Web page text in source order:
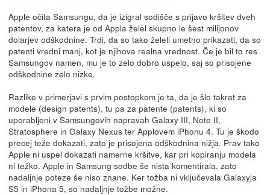
Apple očita Samsungu, da je izigral sodišče s prijavo kršitev dveh
patentov, za katera je od Appla želel skupno le šest milijonov
dolarjev odškodnine. Trdi, da so tako želeli umetno prikazati, da so
patenti vredni manj, kot je njihova realna vrednost. Če je bil to res
Samsungov namen, mu je to zelo dobro uspelo, saj so prisojene
odškodnine zelo nizke.
Razlike v primerjavi s prvim postopkom je ta, da je šlo takrat za
modele (design patents), tu pa za patente (patents), ki so
uporabljeni v Samsungovih napravah Galaxy III, Note II,
Stratosphere in Galaxy Nexus ter Applovem iPhonu 4. Tu je škodo
precej teže dokazati, zato je prisojena odškodnina nižja. Prav tako
Apple ni uspel dokazati namerne kršitve, kar pri kopiranju modela
ni težko. Apple in Samsung sodbe še nista komentirala, zato
nadaljnje poteze še niso znane. Ker tožba ni vključevala Galaxyja
S5 in iPhona 5, so nadaljnje tožbe možne.